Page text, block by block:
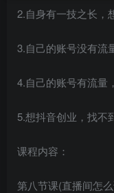
2.自身有一技之长，
3.自己的账号没有流
4.自己的账号有流量
5.想抖音创业，找不
课程内容：
第八节课(直播间怎